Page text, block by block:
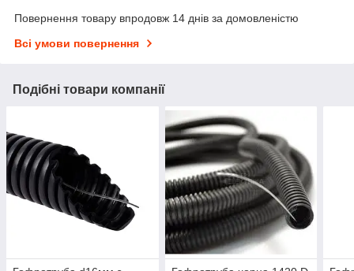
Повернення товару впродовж 14 днів за домовленістю
Всі умови повернення
Подібні товари компанії